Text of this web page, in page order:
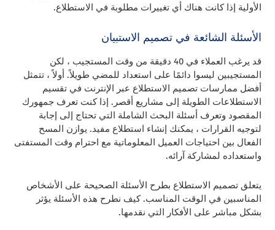
الأولية إذا كانت هناك أي تغييرات مطلوبة في الاستطلاع.
الأسئلة الشائعة في تصميم الاستبيان
قد يرغب العملاء في 40 دقيقة من وقت المستجيب ، لكن
المستجيبين ليسوا دائمًا على استعداد للمضي طويلاً. أولاً ، تتمثل
أفضل ممارسات تصميم الاستطلاع عبر الإنترنت في تقسيم
الاستطلاعات الطويلة إلى مشاريع أقصر. إذا كنت تعرف جمهورك
المقصود وتعرف أسئلة البحث الشاملة التي تحتاج إلى إجابة
لتوجيه القرارات ، يمكنك إنشاء استطلاع مفيد. يوازن المسح
الفعال بين احتياجات العميل المعلوماتية مع احترام وقت المستفتى
واستعداده لمشاركة آرائه.
يتعلق تصميم الاستطلاع بطرح الأسئلة الصحيحة على الأشخاص
المناسبين في الوقت المناسب. كيف نطرح هذه الأسئلة يؤثر
بشكل مباشر على الأفكار التي نقدمها.